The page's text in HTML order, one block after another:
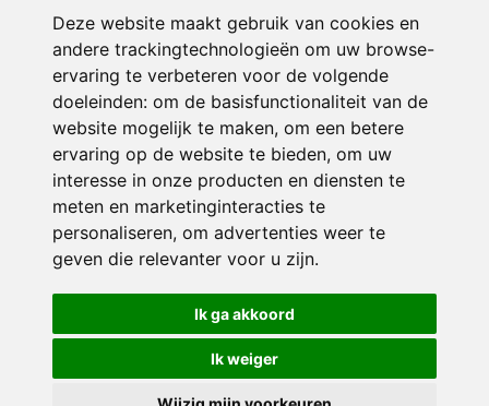
Deze website maakt gebruik van cookies en
andere trackingtechnologieën om uw browse-
ervaring te verbeteren voor de volgende
doeleinden: om de basisfunctionaliteit van de
website mogelijk te maken, om een betere
ervaring op de website te bieden, om uw
interesse in onze producten en diensten te
meten en marketinginteracties te
personaliseren, om advertenties weer te
geven die relevanter voor u zijn.
Ik ga akkoord
Ik weiger
© 2026 IKC ’t Palet | Alle rechten voorbehouden
Privacy policy|Disclaimer| Klachtenregeling|RSIN en Anbi
voorkeuren
Crealisatie The MindOffice